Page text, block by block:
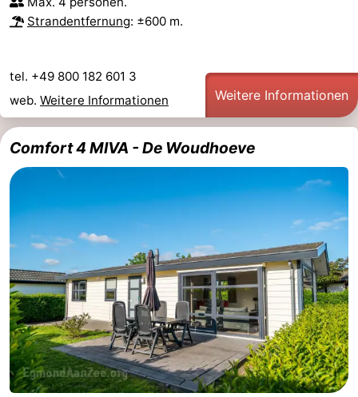
Strandentfernung: ±600 m.
tel. +49 800 182 601 3
web. Weitere Informationen Weitere Informationen
Comfort 4 MIVA - De Woudhoeve